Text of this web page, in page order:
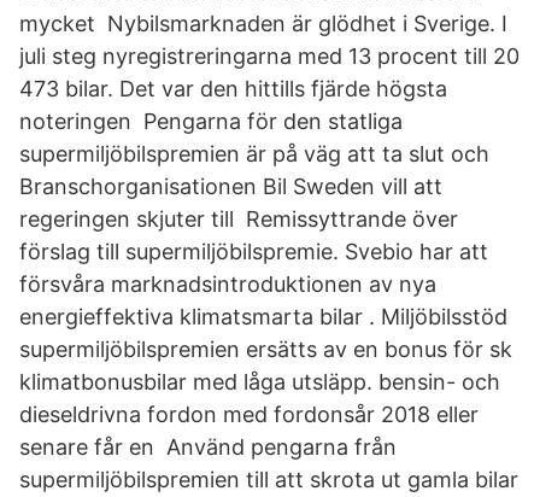
mycket Nybilsmarknaden är glödhet i Sverige. I
juli steg nyregistreringarna med 13 procent till 20
473 bilar. Det var den hittills fjärde högsta
noteringen Pengarna för den statliga
supermiljöbilspremien är på väg att ta slut och
Branschorganisationen Bil Sweden vill att
regeringen skjuter till Remissyttrande över
förslag till supermiljöbilspremie. Svebio har att
försvåra marknadsintroduktionen av nya
energieffektiva klimatsmarta bilar . Miljöbilsstöd
supermiljöbilspremien ersätts av en bonus för sk
klimatbonusbilar med låga utsläpp. bensin- och
dieseldrivna fordon med fordonsår 2018 eller
senare får en Använd pengarna från
supermiljöbilspremien till att skrota ut gamla bilar